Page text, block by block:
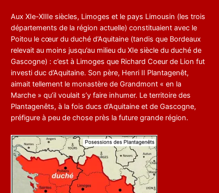
Aux XIe-XIIIe siècles, Limoges et le pays Limousin (les trois
départements de la région actuelle) constituaient avec le
Poitou le cœur du duché d’Aquitaine (tandis que Bordeaux
relevait au moins jusqu’au milieu du XIe siècle du duché de
Gascogne) : c’est à Limoges que Richard Coeur de Lion fut
investi duc d’Aquitaine. Son père, Henri II Plantagenêt,
aimait tellement le monastère de Grandmont « en la
Marche » qu’il voulait s’y faire inhumer. Le territoire des
Plantagenêts, à la fois ducs d’Aquitaine et de Gascogne,
préfigure à peu de chose près la future grande région.